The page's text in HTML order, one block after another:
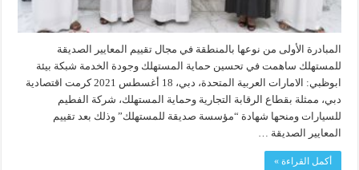
المبادرة الأولى من نوعها بالمنطقة في مجال تقييم المعايير الصديقة
للمستهلك ساهمت في تحسين حماية المستهلك وجودة الخدمة شبكة بيئة
ابوظبي: الامارات العربية المتحدة، دبي، 18 أغسطس 2021 كرمت اقتصادية
دبي، ممثلة بقطاع الرقابة التجارية وحماية المستهلك، شركة الفطيم
للسيارات ومنحها شهادة “مؤسسة صديقة للمستهلك” وذلك بعد تقييم
المعايير الصديقة …
أكمل القراءة »